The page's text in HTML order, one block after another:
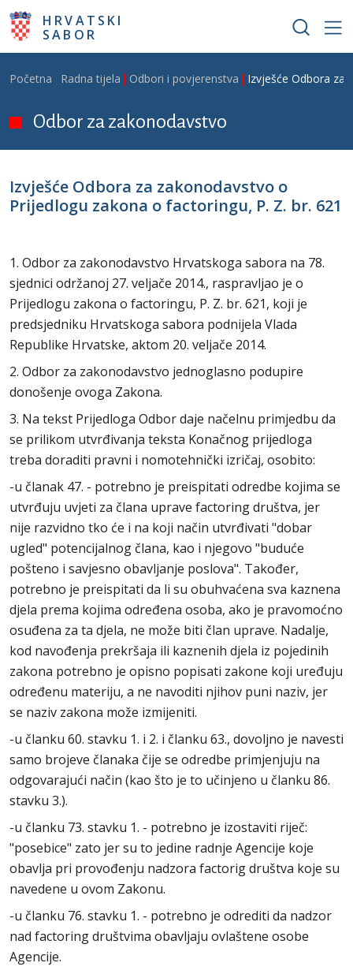
Skoči na glavni sadržaj
HRVATSKI
SABOR
Breadcrumb
Početna Radna tijela Odbori i povjerenstva Izvješće Odbora za
Odbor za zakonodavstvo
Izvješće Odbora za zakonodavstvo o
Prijedlogu zakona o factoringu, P. Z. br. 621
1. Odbor za zakonodavstvo Hrvatskoga sabora na 78.
sjednici održanoj 27. veljače 2014., raspravljao je o
Prijedlogu zakona o factoringu, P. Z. br. 621, koji je
predsjedniku Hrvatskoga sabora podnijela Vlada
Republike Hrvatske, aktom 20. veljače 2014.
2. Odbor za zakonodavstvo jednoglasno podupire
donošenje ovoga Zakona.
3. Na tekst Prijedloga Odbor daje načelnu primjedbu da
se prilikom utvrđivanja teksta Konačnog prijedloga
treba doraditi pravni i nomotehnički izričaj, osobito:
-u članak 47. - potrebno je preispitati odredbe kojima se
utvrđuju uvjeti za člana uprave factoring društva, jer
nije razvidno tko će i na koji način utvrđivati "dobar
ugled" potencijalnog člana, kao i njegovo "buduće
pošteno i savjesno obavljanje poslova". Također,
potrebno je preispitati da li su obuhvaćena sva kaznena
djela prema kojima određena osoba, ako je pravomoćno
osuđena za ta djela, ne može biti član uprave. Nadalje,
kod navođenja prekršaja ili kaznenih djela iz pojedinih
zakona potrebno je opisno popisati zakone koji uređuju
određenu materiju, a ne navoditi njihov puni naziv, jer
se naziv zakona može izmijeniti.
-u članku 60. stavku 1. i 2. i članku 63., dovoljno je navesti
samo brojeve članaka čije se odredbe primjenjuju na
odgovarajući način (kao što je to učinjeno u članku 86.
stavku 3.).
-u članku 73. stavku 1. - potrebno je izostaviti riječ:
"posebice" zato jer su to jedine radnje Agencije koje
obavlja pri provođenju nadzora factorig društva koje su
navedene u ovom Zakonu.
-u članku 76. stavku 1. - potrebno je odrediti da nadzor
nad factoring društvima obavljaju ovlaštene osobe
Agencije.